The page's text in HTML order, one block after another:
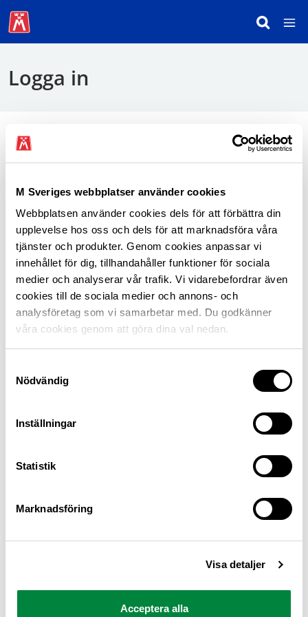
M Sveriges webbplatser använder cookies
Webbplatsen använder cookies dels för att förbättra din
upplevelse hos oss och dels för att marknadsföra våra
tjänster och produkter. Genom cookies anpassar vi
innehållet för dig, tillhandahåller funktioner för sociala
medier och analyserar vår trafik. Vi vidarebefordrar även
cookies till de sociala medier och annons- och
analysföretag som vi samarbetar med. Du godkänner
våra cookies genom att göra dina val nedan.
Nödvändig
Inställningar
Statistik
Marknadsföring
Visa detaljer
Acceptera alla
Logga in
För att logga in behöver du använda mobilt
BankID.
Logga in som medlem
M Sverige är Sveriges största konsumentorganisation
för bilister och andra trafikanter
Ansvarig utgivare: Heléne Lilja
Pressrum
Om oss